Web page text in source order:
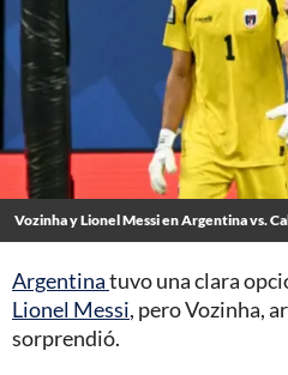
Vozinha y Lionel Messi en Argentina vs.
Argentinatuvo una clara
Lionel Messi, pero Vozinha,
sorprendió.